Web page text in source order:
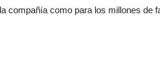
compañía como para los millones de